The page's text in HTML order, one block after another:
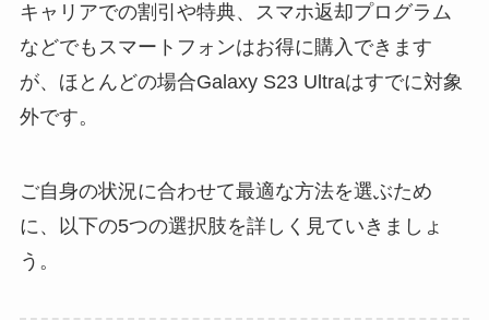
キャリアでの割引や特典、スマホ返却プログラム
などでもスマートフォンはお得に購入できます
が、ほとんどの場合Galaxy S23 Ultraはすでに対象
外です。
ご自身の状況に合わせて最適な方法を選ぶため
に、以下の5つの選択肢を詳しく見ていきましょ
う。